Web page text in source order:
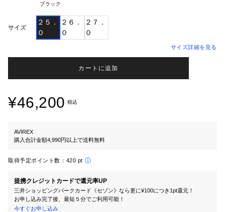
ブラック
サイズ
２５．
０
２６．
０
２７．
０
サイズ詳細を見る
カートに追加
¥46,200 税込
AVIREX
購入合計金額4,990円以上で送料無料
取得予定ポイント数： 420 pt
提携クレジットカードで還元率UP
三井ショッピングパークカード《セゾン》なら更に¥100につき1pt還元！
お申し込み完了後、最短５分でご利用可能！
今すぐお申し込み